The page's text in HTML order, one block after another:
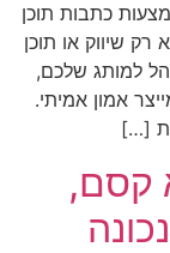
כתבות תוכן
שיווק או תוכן
למותג שלכם,
אמון אמיתי.
[…]
קסם,